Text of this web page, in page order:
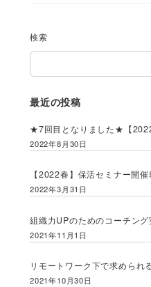
検索
最近の投稿
★7回目となりました★【
2022年8月30日
【2022春】保活セミナー開
2022年3月31日
組織力UPのためのコーチング
2021年11月1日
リモートワーク下で求められ
2021年10月30日